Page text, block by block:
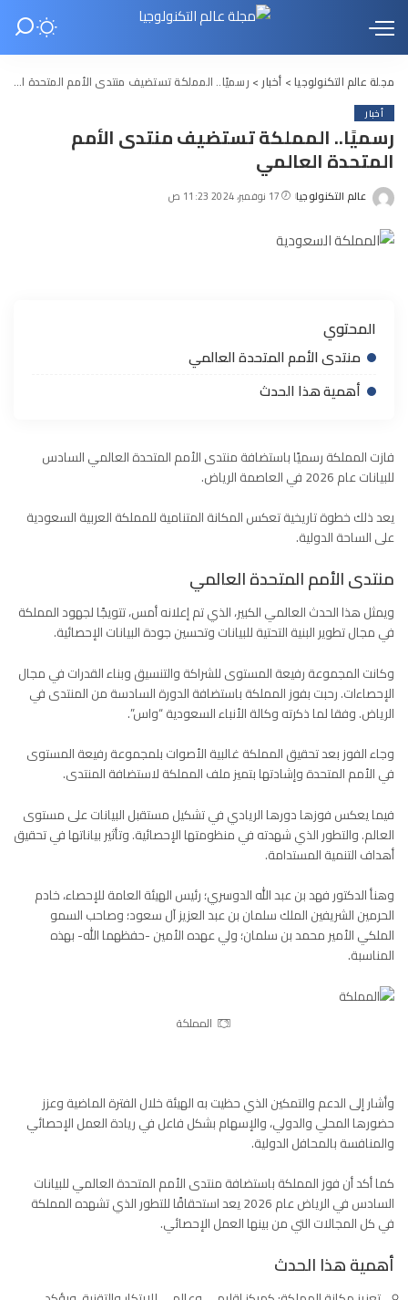
مجلة عالم التكنولوجيا> أخبار > رسميًا.. المملكة تستضيف منتدى الأمم المتحدة العالمي
أخبار
رسميًا.. المملكة تستضيف منتدى الأمم
المتحدة العالمي
Posted
عالم التكنولوجيا 17 نوفمبر، 2024 11:23 ص
المحتوي
منتدى الأمم المتحدة العالمي
أهمية هذا الحدث
فازت المملكة رسميًا باستضافة منتدى الأمم المتحدة العالمي السادس
للبيانات عام 2026 في العاصمة الرياض.
يعد ذلك خطوة تاريخية تعكس المكانة المتنامية للمملكة العربية السعودية
على الساحة الدولية.
منتدى الأمم المتحدة العالمي
ويمثل هذا الحدث العالمي الكبير، الذي تم إعلانه أمس، تتويجًا لجهود المملكة
في مجال تطوير البنية التحتية للبيانات وتحسين جودة البيانات الإحصائية.
وكانت المجموعة رفيعة المستوى للشراكة والتنسيق وبناء القدرات في مجال
الإحصاءات. رحبت بفوز المملكة باستضافة الدورة السادسة من المنتدى في
الرياض. وفقا لما ذكرته وكالة الأنباء السعودية “واس”.
وجاء الفوز بعد تحقيق المملكة غالبية الأصوات بلمجموعة رفيعة المستوى
فيالأمم المتحدةوإشادتها بتميز ملف المملكة لاستضافة المنتدى.
فيما يعكس فوزها دورها الريادي فيتشكيل مستقبل البيانات على مستوى
العالم.والتطور الذي شهدته في منظومتها الإحصائية. وتأثير بياناتها في تحقيق
أهداف التنمية المستدامة.
وهنأ الدكتور فهد بن عبد الله الدوسري؛ رئيس الهيئة العامة للإحصاء، خادم
الحرمين الشريفين الملك سلمان بن عبد العزيز آل سعود؛ وصاحب السمو
الملكي الأمير محمد بن سلمان؛ ولي عهده الأمين -حفظهما الله- بهذه
المناسبة.
المملكة
وأشار إلى الدعم والتمكين الذي حظيت به الهيئة خلال الفترة الماضية وعزز
حضورها المحلي والدولي، والإسهام بشكل فاعل في ريادة العمل الإحصائي
والمنافسة بالمحافل الدولية.
كما أكد أن فوز المملكة باستضافة منتدى الأمم المتحدة العالمي للبيانات
السادس في الرياض عام 2026 يعد استحقاقًا للتطور الذي تشهده المملكة
في كل المجالات التي من بينها العمل الإحصائي.
أهمية هذا الحدث